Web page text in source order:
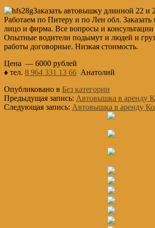
Заказать автовышку длинной 22 и
Работаем по Питеру и по Лен обл. Заказать
лицо и фирма. Все вопросы и консультации
Опытные водители подымут и людей и
работы договорные. Низкая стоимость.
Цена — 6000 рублей
♦ тел. 8 964 331 13 66 Анатолий
Опубликовано в Без категории
Предыдущая запись: Автовышка в аренду
Следующая запись: Автовышка в аренду